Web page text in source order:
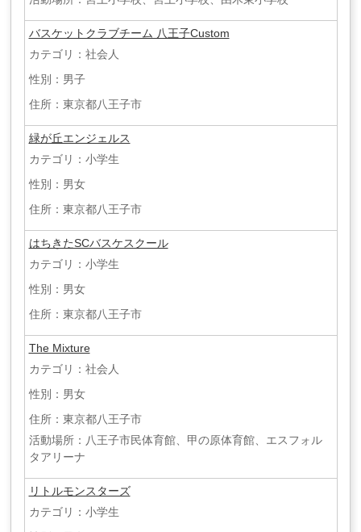
バスケットクラブチーム 八王子Custom
カテゴリ：社会人
性別：男子
住所：東京都八王子市
緑が丘エンジェルス
カテゴリ：小学生
性別：男女
住所：東京都八王子市
はちきたSCバスケスクール
カテゴリ：小学生
性別：男女
住所：東京都八王子市
The Mixture
カテゴリ：社会人
性別：男女
住所：東京都八王子市
活動場所：八王子市民体育館、甲の原体育館、エスフォル
タアリーナ
リトルモンスターズ
カテゴリ：小学生